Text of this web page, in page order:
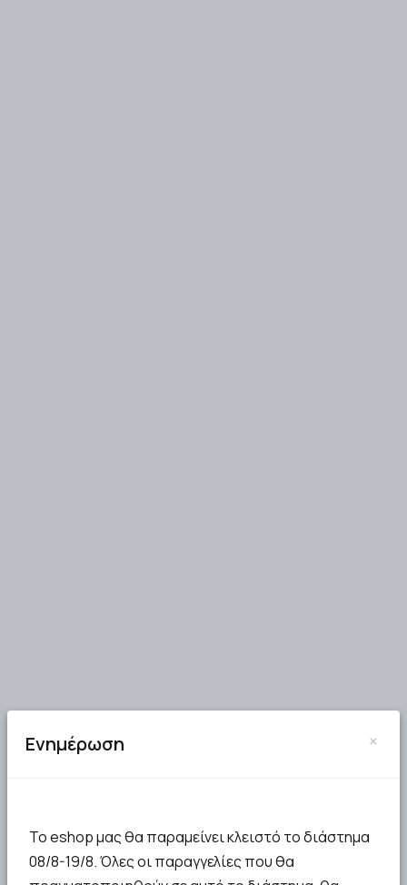
Ενημέρωση ×
Το eshop μας θα παραμείνει κλειστό το διάστημα
08/8-19/8. Όλες οι παραγγελίες που θα